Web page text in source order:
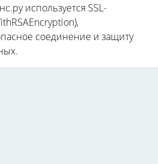
используется SSL-
соединение и защиту